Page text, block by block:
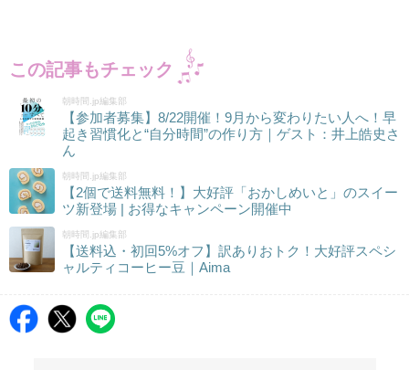
この記事もチェック
朝時間.jp編集部
【参加者募集】8/22開催！9月から変わりたい人へ！早
起き習慣化と“自分時間”の作り方｜ゲスト：井上皓史さ
ん
朝時間.jp編集部
【2個で送料無料！】大好評「おかしめいと」のスイー
ツ新登場 | お得なキャンペーン開催中
朝時間.jp編集部
【送料込・初回5%オフ】訳ありおトク！大好評スペシ
ャルティコーヒー豆｜Aima